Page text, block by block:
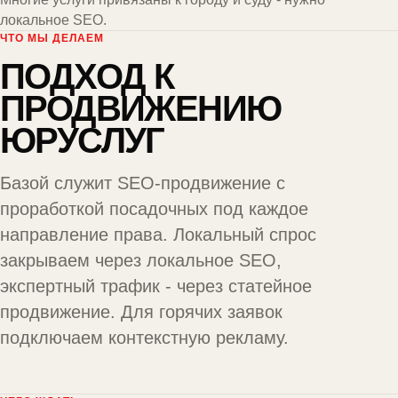
локальное SEO.
ЧТО МЫ ДЕЛАЕМ
ПОДХОД К
ПРОДВИЖЕНИЮ
ЮРУСЛУГ
Базой служит SEO-продвижение с
проработкой посадочных под каждое
направление права. Локальный спрос
закрываем через локальное SEO,
экспертный трафик - через статейное
продвижение. Для горячих заявок
подключаем контекстную рекламу.